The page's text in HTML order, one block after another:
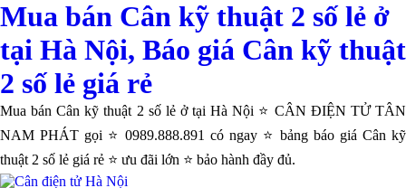
Mua bán Cân kỹ thuật 2 số lẻ ở
tại Hà Nội, Báo giá Cân kỹ thuật
2 số lẻ giá rẻ
Mua bán Cân kỹ thuật 2 số lẻ ở tại Hà Nội ⭐ CÂN ĐIỆN TỬ TÂN
NAM PHÁT gọi ⭐ 0989.888.891 có ngay ⭐ bảng báo giá Cân kỹ
thuật 2 số lẻ giá rẻ ⭐ ưu đãi lớn ⭐ bảo hành đầy đủ.